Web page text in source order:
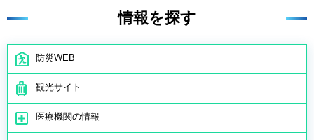
情報を探す
防災WEB
観光サイト
医療機関の情報